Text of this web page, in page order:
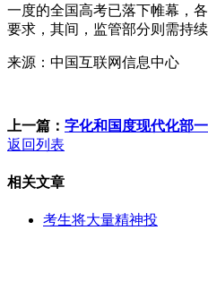
一度的全国高考已落下帷幕，
要求，其间，监管部分则需持
来源：中国互联网信息中心
上一篇： 字化和国度现代化部
返回列表
相关文章
考生将大量精神投